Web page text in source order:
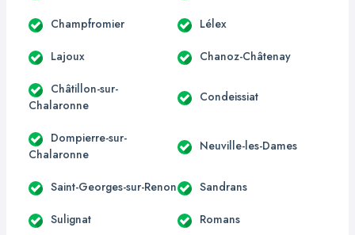
Champfromier Lélex
Lajoux Chanoz-Châtenay
Châtillon-sur-
Chalaronne
Condeissiat
Dompierre-sur-
Chalaronne
Neuville-les-Dames
Saint-Georges-sur-Renon Sandrans
Sulignat Romans